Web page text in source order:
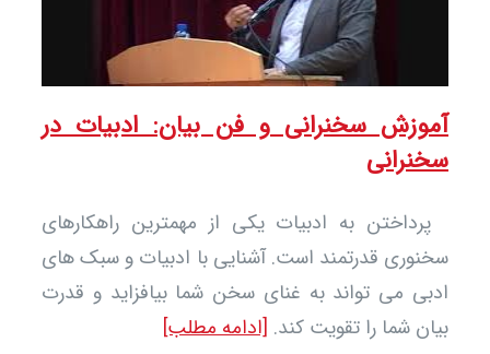
سخنرانی و فن بیان: ادبیات در
به ادبیات یکی از مهمترین راهکارهای
قدرتمند است. آشنایی با ادبیات و سبک های
می تواند به غنای سخن شما بیافزاید و قدرت
شما را تقویت کند.[ادامه مطلب]